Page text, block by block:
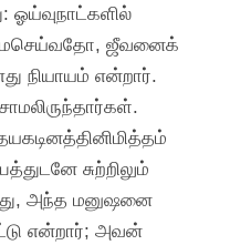
ஓய்வுநாட்களில்
ஜீவனைக்
நியாயம் என்றார்.
சுற்றிலும்
அந்த மனுஷனை
என்றார்; அவன்